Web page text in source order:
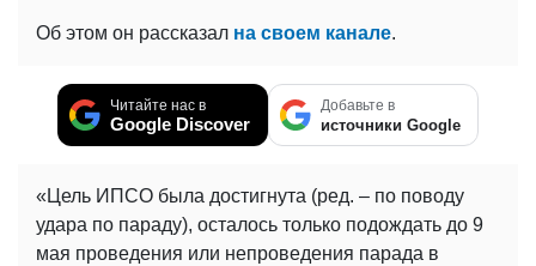
Об этом он рассказал на своем канале.
Читайте нас в
Google Discover
Добавьте в
источники Google
«Цель ИПСО была достигнута (ред. – по поводу
удара по параду), осталось только подождать до 9
мая проведения или непроведения парада в